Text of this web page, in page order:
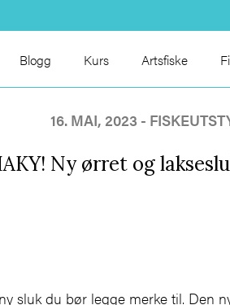
Blogg Kurs Artsfiske
16. MAI, 2023 -
Ny ørret og
sluk du bør legge merke til. Den